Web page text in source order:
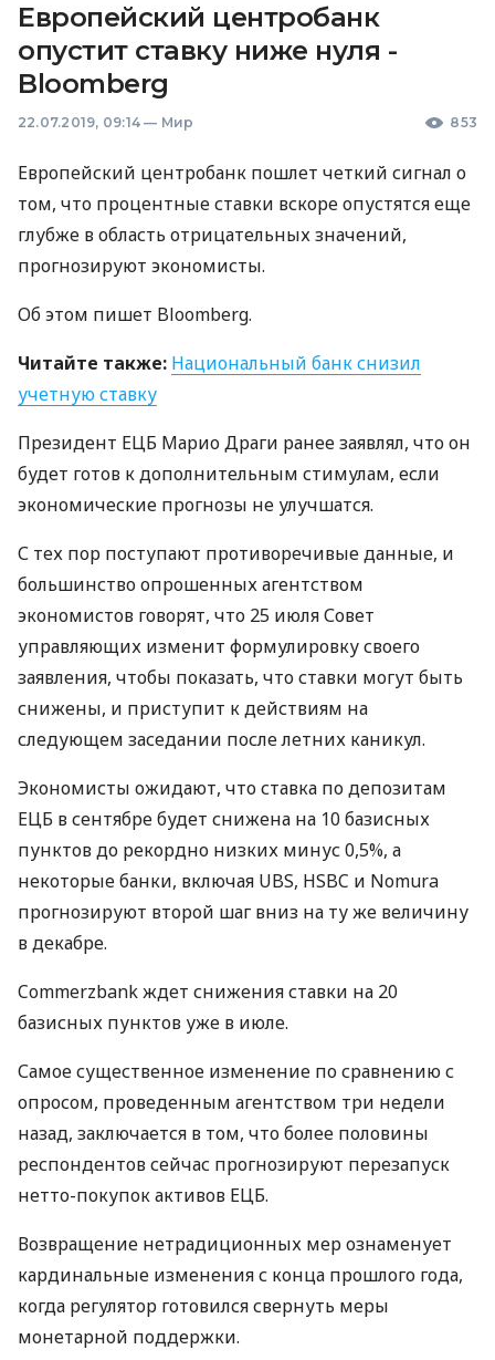
Европейский центробанк
опустит ставку ниже нуля -
Bloomberg
22.07.2019, 09:14 — Мир 853
Европейский центробанк пошлет четкий сигнал о
том, что процентные ставки вскоре опустятся еще
глубже в область отрицательных значений,
прогнозируют экономисты.
Об этом пишет Bloomberg.
Читайте также: Национальный банк снизил
учетную ставку
Президент ЕЦБ Марио Драги ранее заявлял, что он
будет готов к дополнительным стимулам, если
экономические прогнозы не улучшатся.
С тех пор поступают противоречивые данные, и
большинство опрошенных агентством
экономистов говорят, что 25 июля Совет
управляющих изменит формулировку своего
заявления, чтобы показать, что ставки могут быть
снижены, и приступит к действиям на
следующем заседании после летних каникул.
Экономисты ожидают, что ставка по депозитам
ЕЦБ в сентябре будет снижена на 10 базисных
пунктов до рекордно низких минус 0,5%, а
некоторые банки, включая UBS, HSBC и Nomura
прогнозируют второй шаг вниз на ту же величину
в декабре.
Commerzbank ждет снижения ставки на 20
базисных пунктов уже в июле.
Самое существенное изменение по сравнению с
опросом, проведенным агентством три недели
назад, заключается в том, что более половины
респондентов сейчас прогнозируют перезапуск
нетто-покупок активов ЕЦБ.
Возвращение нетрадиционных мер ознаменует
кардинальные изменения с конца прошлого года,
когда регулятор готовился свернуть меры
монетарной поддержки.